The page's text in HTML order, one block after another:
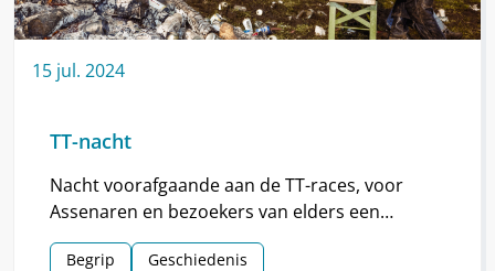
15 jul. 2024
TT-nacht
Nacht voorafgaande aan de TT-races, voor
Assenaren en bezoekers van elders een
hoogtepunt van de TT.
Begrip Geschiedenis